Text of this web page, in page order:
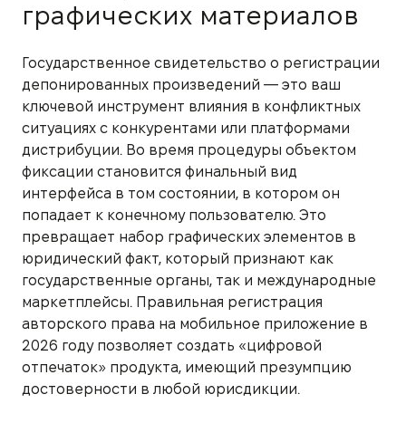
графических материалов
Государственное свидетельство о регистрации
депонированных произведений — это ваш
ключевой инструмент влияния в конфликтных
ситуациях с конкурентами или платформами
дистрибуции. Во время процедуры объектом
фиксации становится финальный вид
интерфейса в том состоянии, в котором он
попадает к конечному пользователю. Это
превращает набор графических элементов в
юридический факт, который признают как
государственные органы, так и международные
маркетплейсы. Правильная регистрация
авторского права на мобильное приложение в
2026 году позволяет создать «цифровой
отпечаток» продукта, имеющий презумпцию
достоверности в любой юрисдикции.